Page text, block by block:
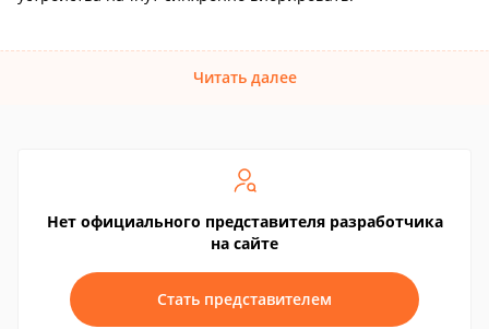
Читать далее
Нет официального представителя разработчика
на сайте
Стать представителем